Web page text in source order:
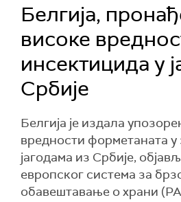
Белгија,
високе
инсектицида у
Србије
Белгија је издала
вредности форметаната
јагодама из Србије,
европског система за
обавештавање о храни